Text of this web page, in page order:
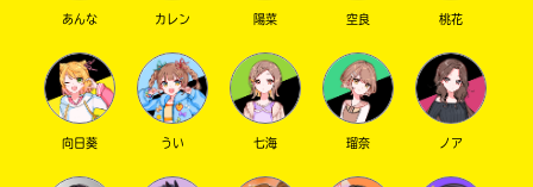
あんな カレン 陽菜 空良 桃花
向日葵 うい 七海 瑠奈 ノア